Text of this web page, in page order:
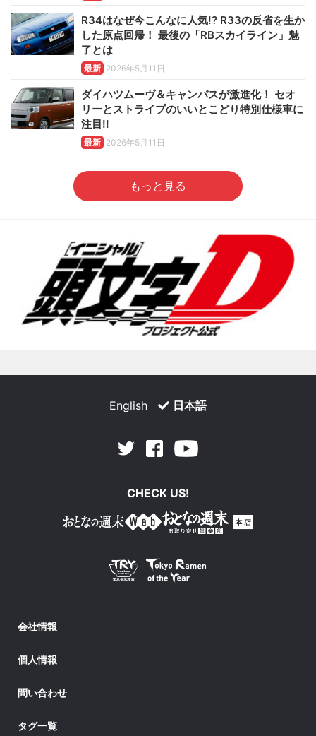
R34はなぜ今こんなに人気!? R33の反省を生か
した原点回帰！ 最後の「RBスカイライン」魅
了とは
最新 2026年5月11日
ダイハツムーヴ＆キャンバスが激進化！ セオ
リーとストライプのいいとこどり特別仕様車に
注目!!
最新 2026年5月11日
もっと見る
English 日本語
Twitter Facebook
CHECK US!
会社情報
個人情報
問い合わせ
タグ一覧